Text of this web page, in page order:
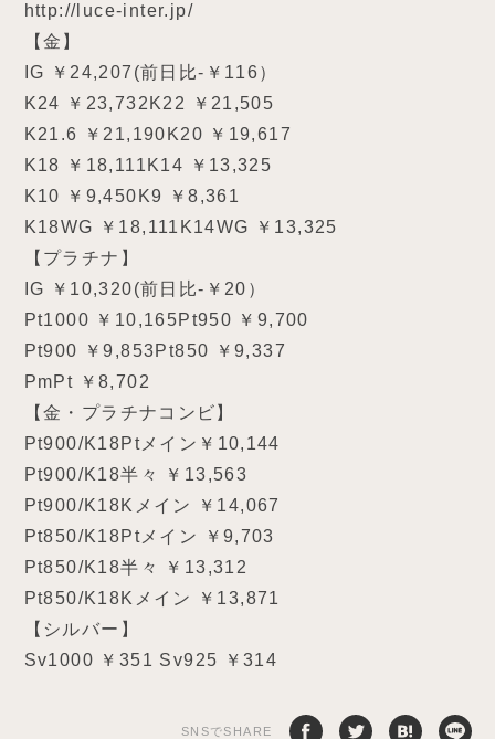
http://luce-inter.jp/
【金】
IG ￥24,207(前日比-￥116）
K24 ￥23,732K22 ￥21,505
K21.6 ￥21,190K20 ￥19,617
K18 ￥18,111K14 ￥13,325
K10 ￥9,450K9 ￥8,361
K18WG ￥18,111K14WG ￥13,325
【プラチナ】
IG ￥10,320(前日比-￥20）
Pt1000 ￥10,165Pt950 ￥9,700
Pt900 ￥9,853Pt850 ￥9,337
PmPt ￥8,702
【金・プラチナコンビ】
Pt900/K18Ptメイン￥10,144
Pt900/K18半々 ￥13,563
Pt900/K18Kメイン ￥14,067
Pt850/K18Ptメイン ￥9,703
Pt850/K18半々 ￥13,312
Pt850/K18Kメイン ￥13,871
【シルバー】
Sv1000 ￥351 Sv925 ￥314
SNSでSHARE